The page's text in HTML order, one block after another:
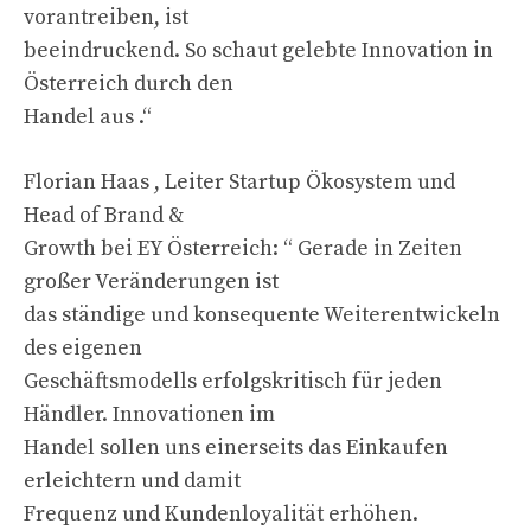
vorantreiben, ist
beeindruckend. So schaut gelebte Innovation in
Österreich durch den
Handel aus .“
Florian Haas , Leiter Startup Ökosystem und
Head of Brand &
Growth bei EY Österreich: “ Gerade in Zeiten
großer Veränderungen ist
das ständige und konsequente Weiterentwickeln
des eigenen
Geschäftsmodells erfolgskritisch für jeden
Händler. Innovationen im
Handel sollen uns einerseits das Einkaufen
erleichtern und damit
Frequenz und Kundenloyalität erhöhen.